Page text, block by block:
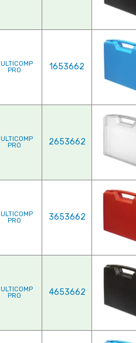
1653662
PRO
2653662
PRO
3653662
PRO
4653662
PRO